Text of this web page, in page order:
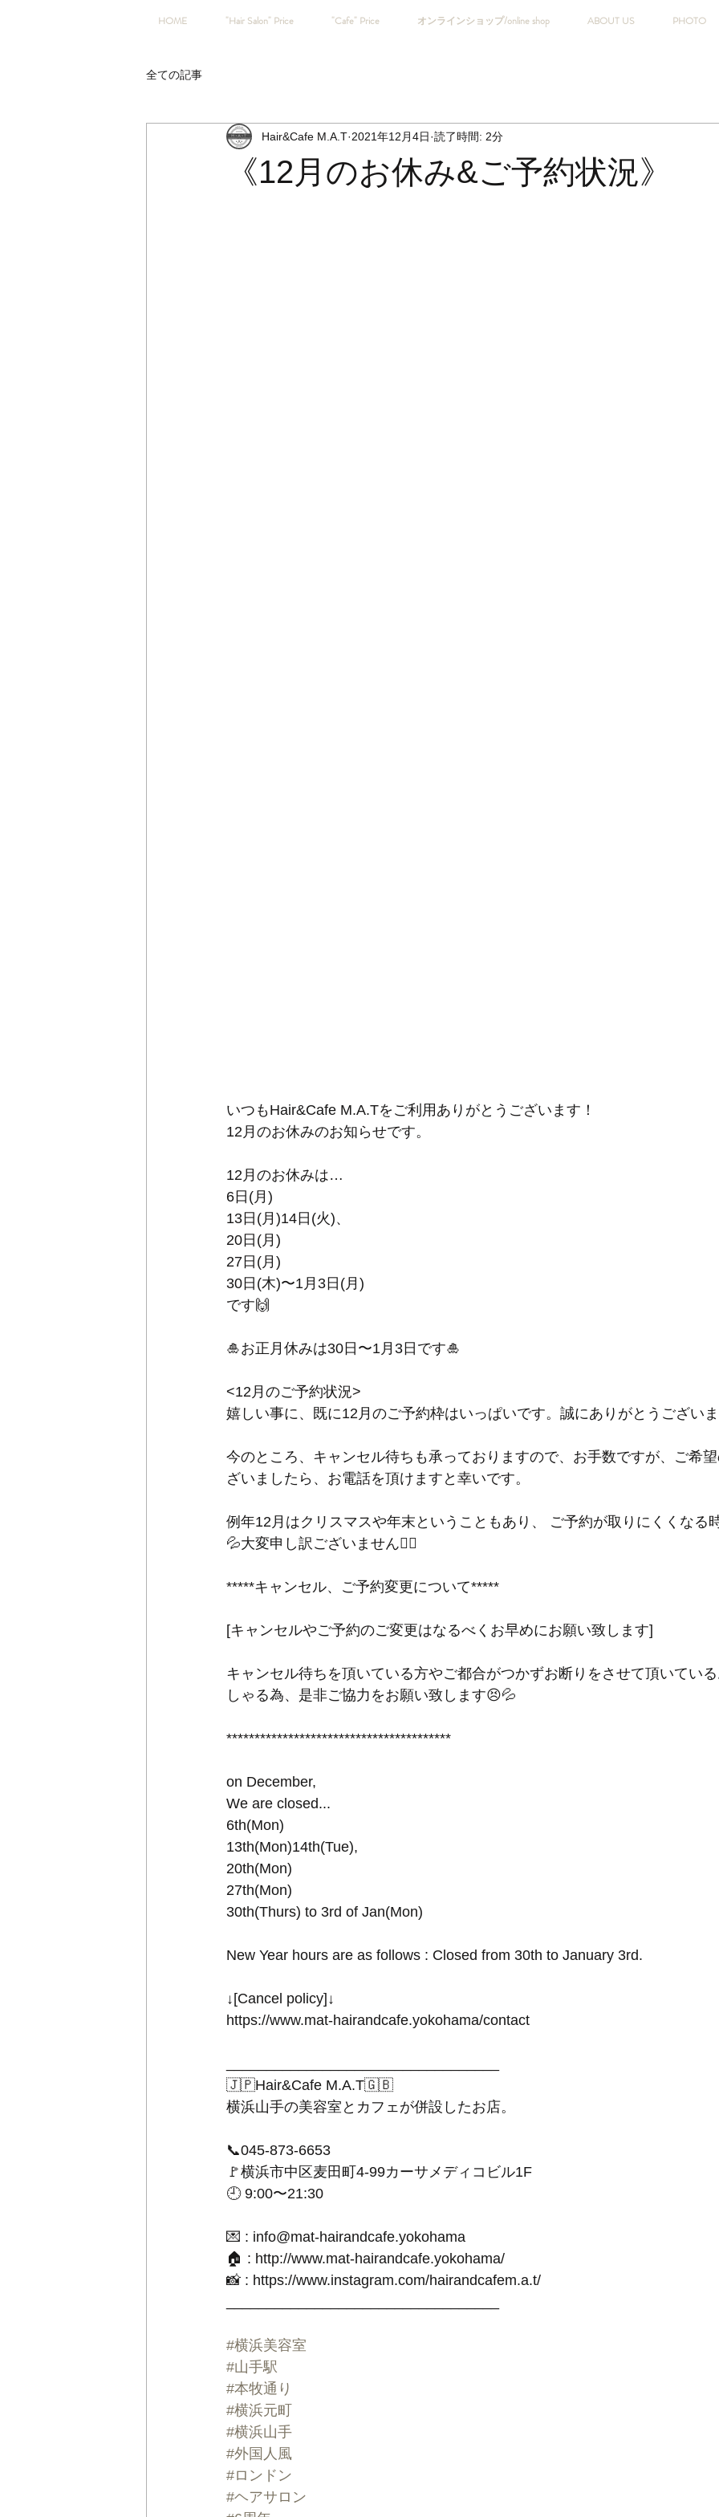
HOME "Hair Salon" Price "Cafe" Price オンラインショップ/online shop ABOUT US PHOTO
全ての記事
《12月のお休み&ご予約状況》
Hair&Cafe M.A.T 2021年12月4日 読了時間: 2分
いつもHair&Cafe M.A.Tをご利用ありがとうございます！
12月のお休みのお知らせです。
12月のお休みは…
6日(月)
13日(月)14日(火)、
20日(月)
27日(月)
30日(木)〜1月3日(月)
です🙌
🎍お正月休みは30日〜1月3日です🎍
<12月のご予約状況>
嬉しい事に、既に12月のご予約枠はいっぱいです。誠にありがとうござい
今のところ、キャンセル待ちも承っておりますので、お手数ですが、ご希
ざいましたら、お電話を頂けますと幸いです。
例年12月はクリスマスや年末ということもあり、 ご予約が取りにくくなる
💦大変申し訳ございません🙇‍♂️
*****キャンセル、ご予約変更について*****
[キャンセルやご予約のご変更はなるべくお早めにお願い致します]
キャンセル待ちを頂いている方やご都合がつかずお断りをさせて頂いてい
しゃる為、是非ご協力をお願い致します😣💦
****************************************
on December,
We are closed...
6th(Mon)
13th(Mon)14th(Tue),
20th(Mon)
27th(Mon)
30th(Thurs) to 3rd of Jan(Mon)
New Year hours are as follows : Closed from 30th to January 3rd.
↓[Cancel policy]↓
https://www.mat-hairandcafe.yokohama/contact
🇯🇵Hair&Cafe M.A.T🇬🇧
横浜山手の美容室とカフェが併設したお店。
📞045-873-6653
🚩横浜市中区麦田町4-99カーサメディコビル1F
🕘 9:00〜21:30
💌 : info@mat-hairandcafe.yokohama
🏠 : http://www.mat-hairandcafe.yokohama/
📸 : https://www.instagram.com/hairandcafem.a.t/
#横浜美容室
#山手駅
#本牧通り
#横浜元町
#横浜山手
#外国人風
#ロンドン
#ヘアサロン